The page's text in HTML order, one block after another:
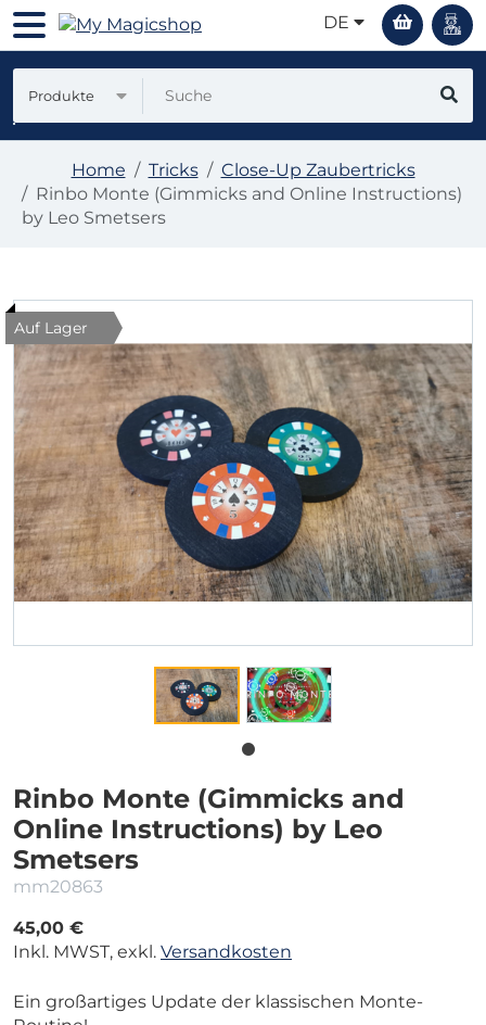
DE
Produkte
Home Tricks
Close-Up Zaubertricks
Rinbo Monte (Gimmicks and Online Instructions)
by Leo Smetsers
Auf Lager
Rinbo Monte (Gimmicks and
Online Instructions) by Leo
Smetsers
mm20863
45,00 €
Inkl. MWST, exkl. Versandkosten
Ein großartiges Update der klassischen Monte-